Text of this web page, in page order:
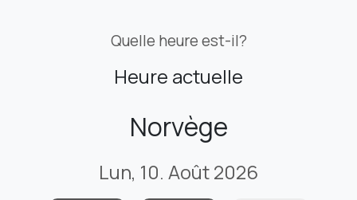
Quelle heure est-il?
Heure actuelle
Norvège
Lun, 10. Août 2026